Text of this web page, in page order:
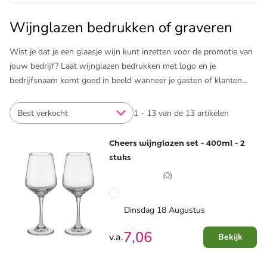
Wijnglazen bedrukken of graveren
Wist je dat je een glaasje wijn kunt inzetten voor de promotie van
jouw bedrijf? Laat wijnglazen bedrukken met logo en je
bedrijfsnaam komt goed in beeld wanneer je gasten of klanten
presentatie van de wijn in jouw restaurant, café of andere
horecagelegenheid. Of voeg de bedrukte wijnglazen toe aan een
relatiegeschenk met een fles witte wijn of rode wijn. Volop
mogelijkheden met de verschillende wijnglazen van Pinkcube. Laat
wijnglazen graveren voor een premium opdruk die
vaatwasserbestendig is.
Laat wijnglazen graveren of bedrukken met jouw logo, een tekst
of een andere opdruk. Naast gepersonaliseerde glazen, biedt
Pinkcube de mogelijkheid om ​wijnflestassen met logo
en nog
1 - 13 van de 13 artikelen
Best verkocht
Cheers wijnglazen set - 400ml - 2
stuks
(0)
Dinsdag 18 Augustus
v.a.7,06 Bekijk